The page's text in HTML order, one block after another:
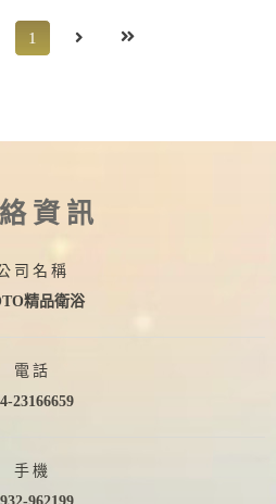
1
資訊
司名稱
精品衛浴
電話
23166659
手機